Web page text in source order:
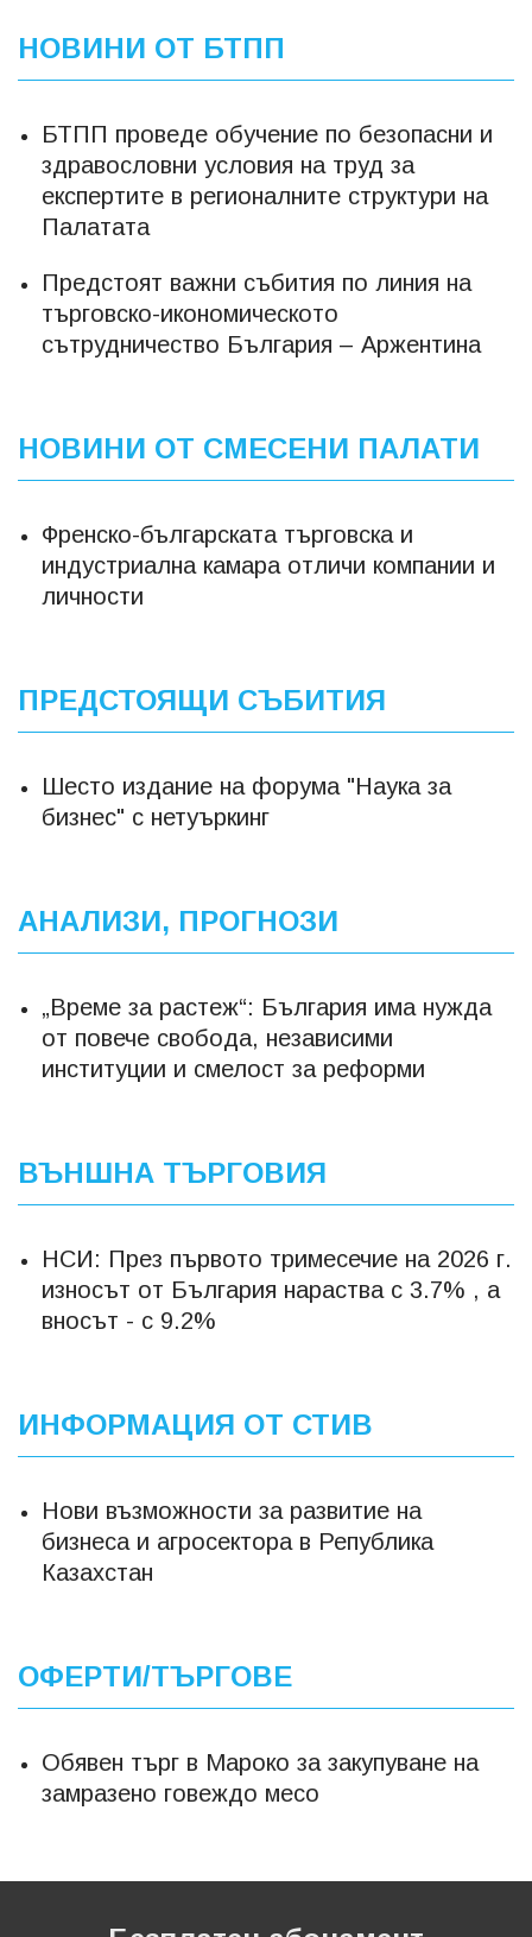
НОВИНИ ОТ БТПП
БТПП проведе обучение по безопасни и
здравословни условия на труд за
експертите в регионалните структури на
Палатата
Предстоят важни събития по линия на
търговско-икономическото
сътрудничество България – Аржентина
НОВИНИ ОТ СМЕСЕНИ ПАЛАТИ
Френско-българската търговска и
индустриална камара отличи компании и
личности
ПРЕДСТОЯЩИ СЪБИТИЯ
Шесто издание на форума "Наука за
бизнес" с нетуъркинг
АНАЛИЗИ, ПРОГНОЗИ
„Време за растеж“: България има нужда
от повече свобода, независими
институции и смелост за реформи
ВЪНШНА ТЪРГОВИЯ
НСИ: През първото тримесечие на 2026 г.
износът от България нараства с 3.7% , а
вносът - с 9.2%
ИНФОРМАЦИЯ ОТ СТИВ
Нови възможности за развитие на
бизнеса и агросектора в Република
Казахстан
ОФЕРТИ/ТЪРГОВЕ
Обявен търг в Мароко за закупуване на
замразено говеждо месо